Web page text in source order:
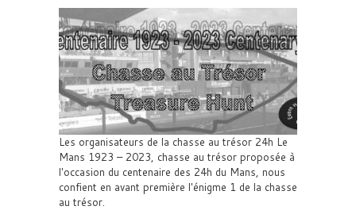
Les organisateurs de la chasse au trésor 24h Le
Mans 1923 – 2023, chasse au trésor proposée à
l'occasion du centenaire des 24h du Mans, nous
confient en avant première l'énigme 1 de la chasse
au trésor.